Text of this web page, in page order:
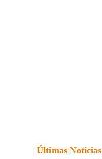
Últimas Noticias